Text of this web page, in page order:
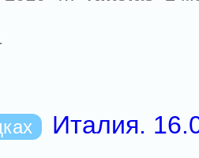
Италия.